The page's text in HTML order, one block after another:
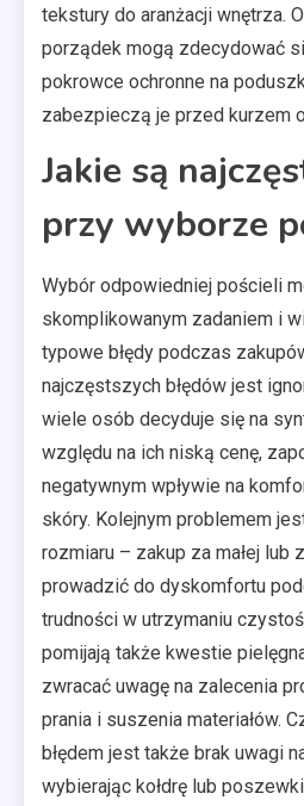
tekstury do aranżacji wnętrza.
porządek mogą zdecydować
pokrowce ochronne na
zabezpieczą je przed kurzem
Jakie są
przy wyborze
Wybór odpowiedniej pościeli
skomplikowanym zadaniem i
typowe błędy podczas
najczęstszych błędów jest
wiele osób decyduje się na
względu na ich niską cenę,
negatywnym wpływie na
skóry. Kolejnym problemem
rozmiaru – zakup za małej lub
prowadzić do dyskomfortu
trudności w utrzymaniu
pomijają także kwestie
zwracać uwagę na zalecenia
prania i suszenia materiałów.
błędem jest także brak uwagi
wybierając kołdrę lub